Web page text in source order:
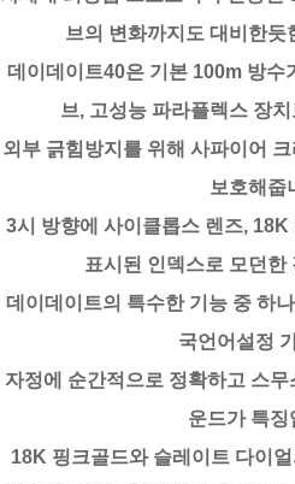
브의 변화까지도 대비한듯
데이데이트40은 기본 100m 방수
브, 고성능 파라플렉스 장
외부 긁힘방지를 위해 사파이어
보호해줍
3시 방향에 사이클롭스 렌즈,
표시된 인덱스로 모던한
데이데이트의 특수한 기능 중 하
국언어설정
자정에 순간적으로 정확하고 스
운드가 특징
18K 핑크골드와 슬레이트 다이